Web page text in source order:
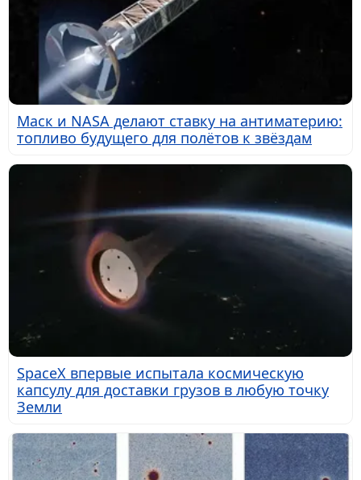
Маск и NASA делают ставку на антиматерию:
топливо будущего для полётов к звёздам
SpaceX впервые испытала космическую
капсулу для доставки грузов в любую точку
Земли